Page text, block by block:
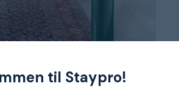
til Staypro!
loft at spænde det fast imod.
udendørs, kan det være værd